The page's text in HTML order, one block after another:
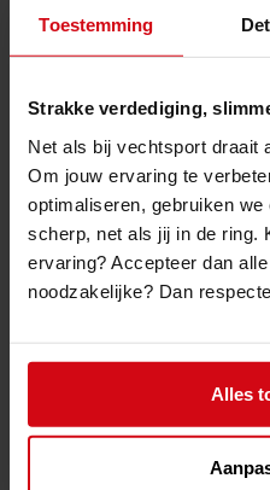
Toestemming
Strakke verdediging,
Net als bij vechtsport draait
Om jouw ervaring te
optimaliseren, gebruiken
scherp, net als jij in de ring.
ervaring? Accepteer dan
noodzakelijke? Dan
Alles
De
Arawaza Heavyweight
,
keurig voorkomen en een betere
De binnenkant (aan de
betere verluchting.
De tailleband zelf is volledig
zorgt voor gelijke naden die ook
slijtage vermijden.
100% Katoen